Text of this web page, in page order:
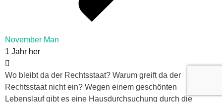
November Man
1 Jahr her
Wo bleibt da der Rechtsstaat? Warum greift da der
Rechtsstaat nicht ein? Wegen einem geschönten
Lebenslauf gibt es eine Hausdurchsuchung durch die